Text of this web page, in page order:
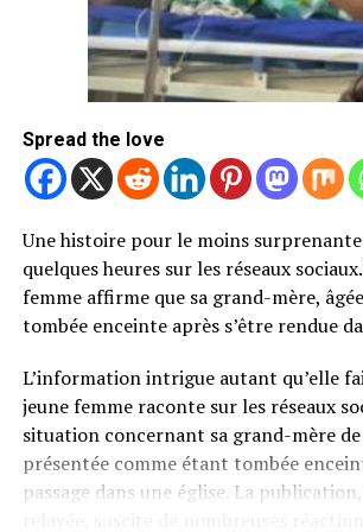
Spread the love
Une histoire pour le moins
quelques heures sur les réseaux
femme affirme que sa grand-mère,
tombée enceinte après s’être rendue
L’information intrigue autant qu’elle
jeune femme raconte sur les réseaux
situation concernant sa grand-mère de
présentée comme étant tombée
passage dans une église. La